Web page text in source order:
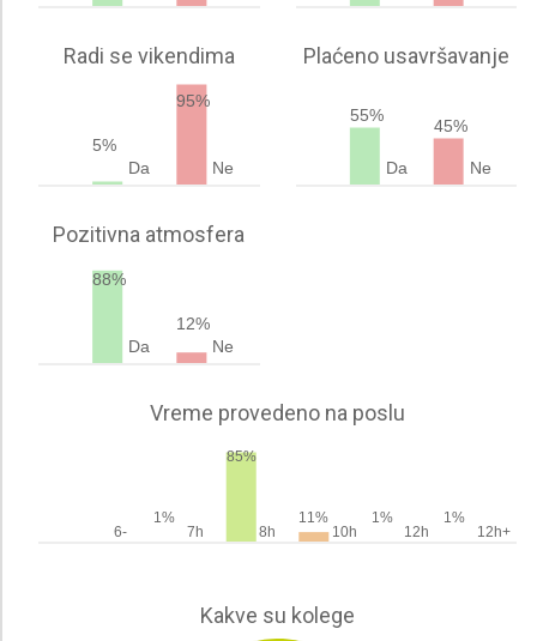
Radi se vikendima
5%
Da
95%
Ne
Plaćeno usavršavanje
55%
Da
45%
Ne
Pozitivna atmosfera
88%
Da
12%
Ne
Vreme provedeno na poslu
6-
1%
7h
85%
8h
11%
10h
1%
12h
1%
12h+
Kakve su kolege